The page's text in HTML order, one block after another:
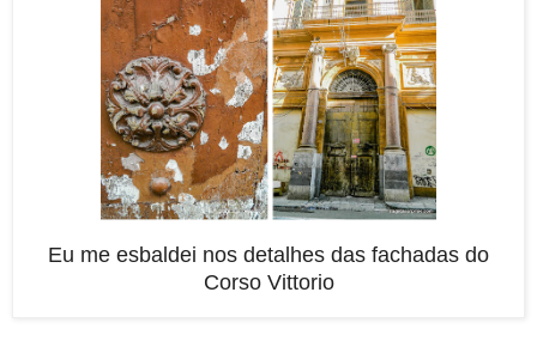
Eu me esbaldei nos detalhes das fachadas do
Corso Vittorio